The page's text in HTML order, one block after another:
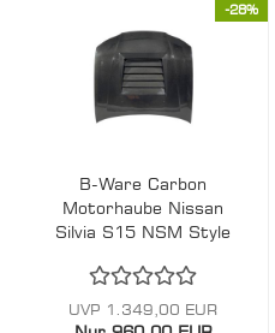
-28%
B-Ware Carbon
Motorhaube Nissan
Silvia S15 NSM Style
UVP 1.349,00 EUR